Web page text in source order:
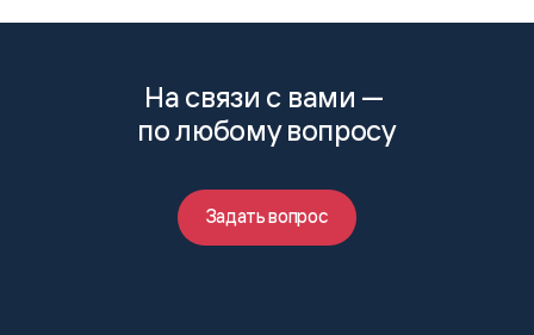
На связи с вами —
по любому вопросу
Задать вопрос